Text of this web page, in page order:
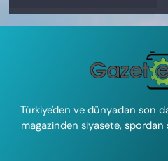
Türkiye'den ve dünyadan son
magazinden siyasete,